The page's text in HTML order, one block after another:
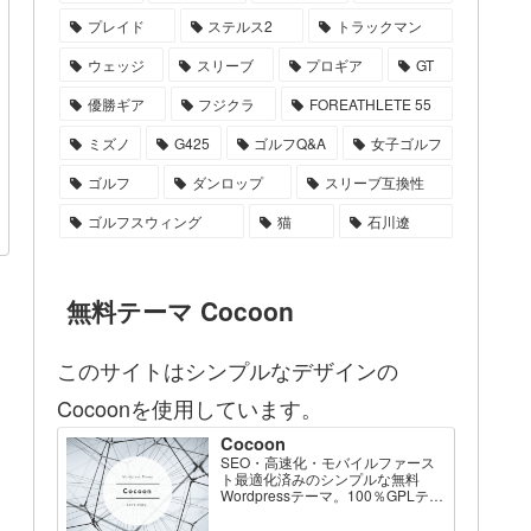
プレイド
ステルス2
トラックマン
ウェッジ
スリーブ プロギア
GT
優勝ギア
フジクラ
FOREATHLETE 55
ミズノ
G425 ゴルフQ&A
女子ゴルフ
ゴルフ
ダンロップ
スリーブ互換性
ゴルフスウィング
猫 石川遼
無料テーマ Cocoon
このサイトはシンプルなデザインの
Cocoonを使用しています。
Cocoon
SEO・高速化・モバイルファース
ト最適化済みのシンプルな無料
Wordpressテーマ。100％GPLテー